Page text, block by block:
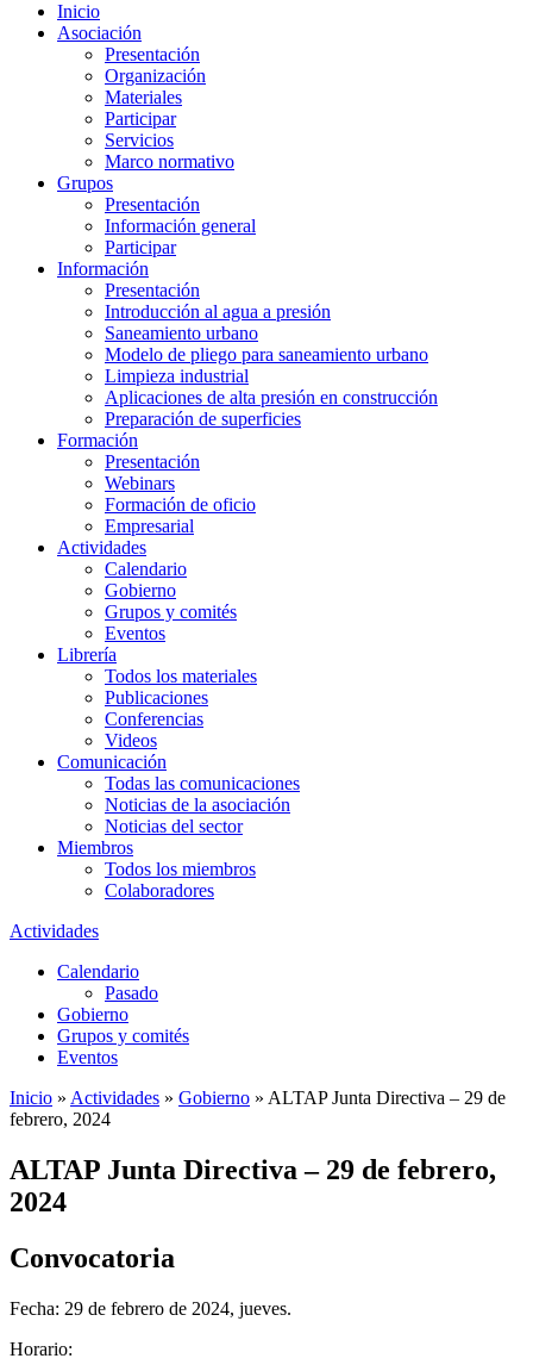
Inicio
Asociación
Presentación
Organización
Materiales
Participar
Servicios
Marco normativo
Grupos
Presentación
Información general
Participar
Información
Presentación
Introducción al agua a presión
Saneamiento urbano
Modelo de pliego para saneamiento urbano
Limpieza industrial
Aplicaciones de alta presión en construcción
Preparación de superficies
Formación
Presentación
Webinars
Formación de oficio
Empresarial
Actividades
Calendario
Gobierno
Grupos y comités
Eventos
Librería
Todos los materiales
Publicaciones
Conferencias
Videos
Comunicación
Todas las comunicaciones
Noticias de la asociación
Noticias del sector
Miembros
Todos los miembros
Colaboradores
Actividades
Calendario
Pasado
Gobierno
Grupos y comités
Eventos
Inicio » Actividades » Gobierno » ALTAP Junta Directiva – 29 de
febrero, 2024
ALTAP Junta Directiva – 29 de febrero,
2024
Convocatoria
Fecha: 29 de febrero de 2024, jueves.
Horario: